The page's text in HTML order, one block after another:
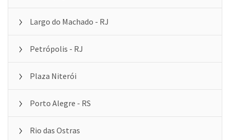
Largo do Machado - RJ
Petrópolis - RJ
Plaza Niterói
Porto Alegre - RS
Rio das Ostras